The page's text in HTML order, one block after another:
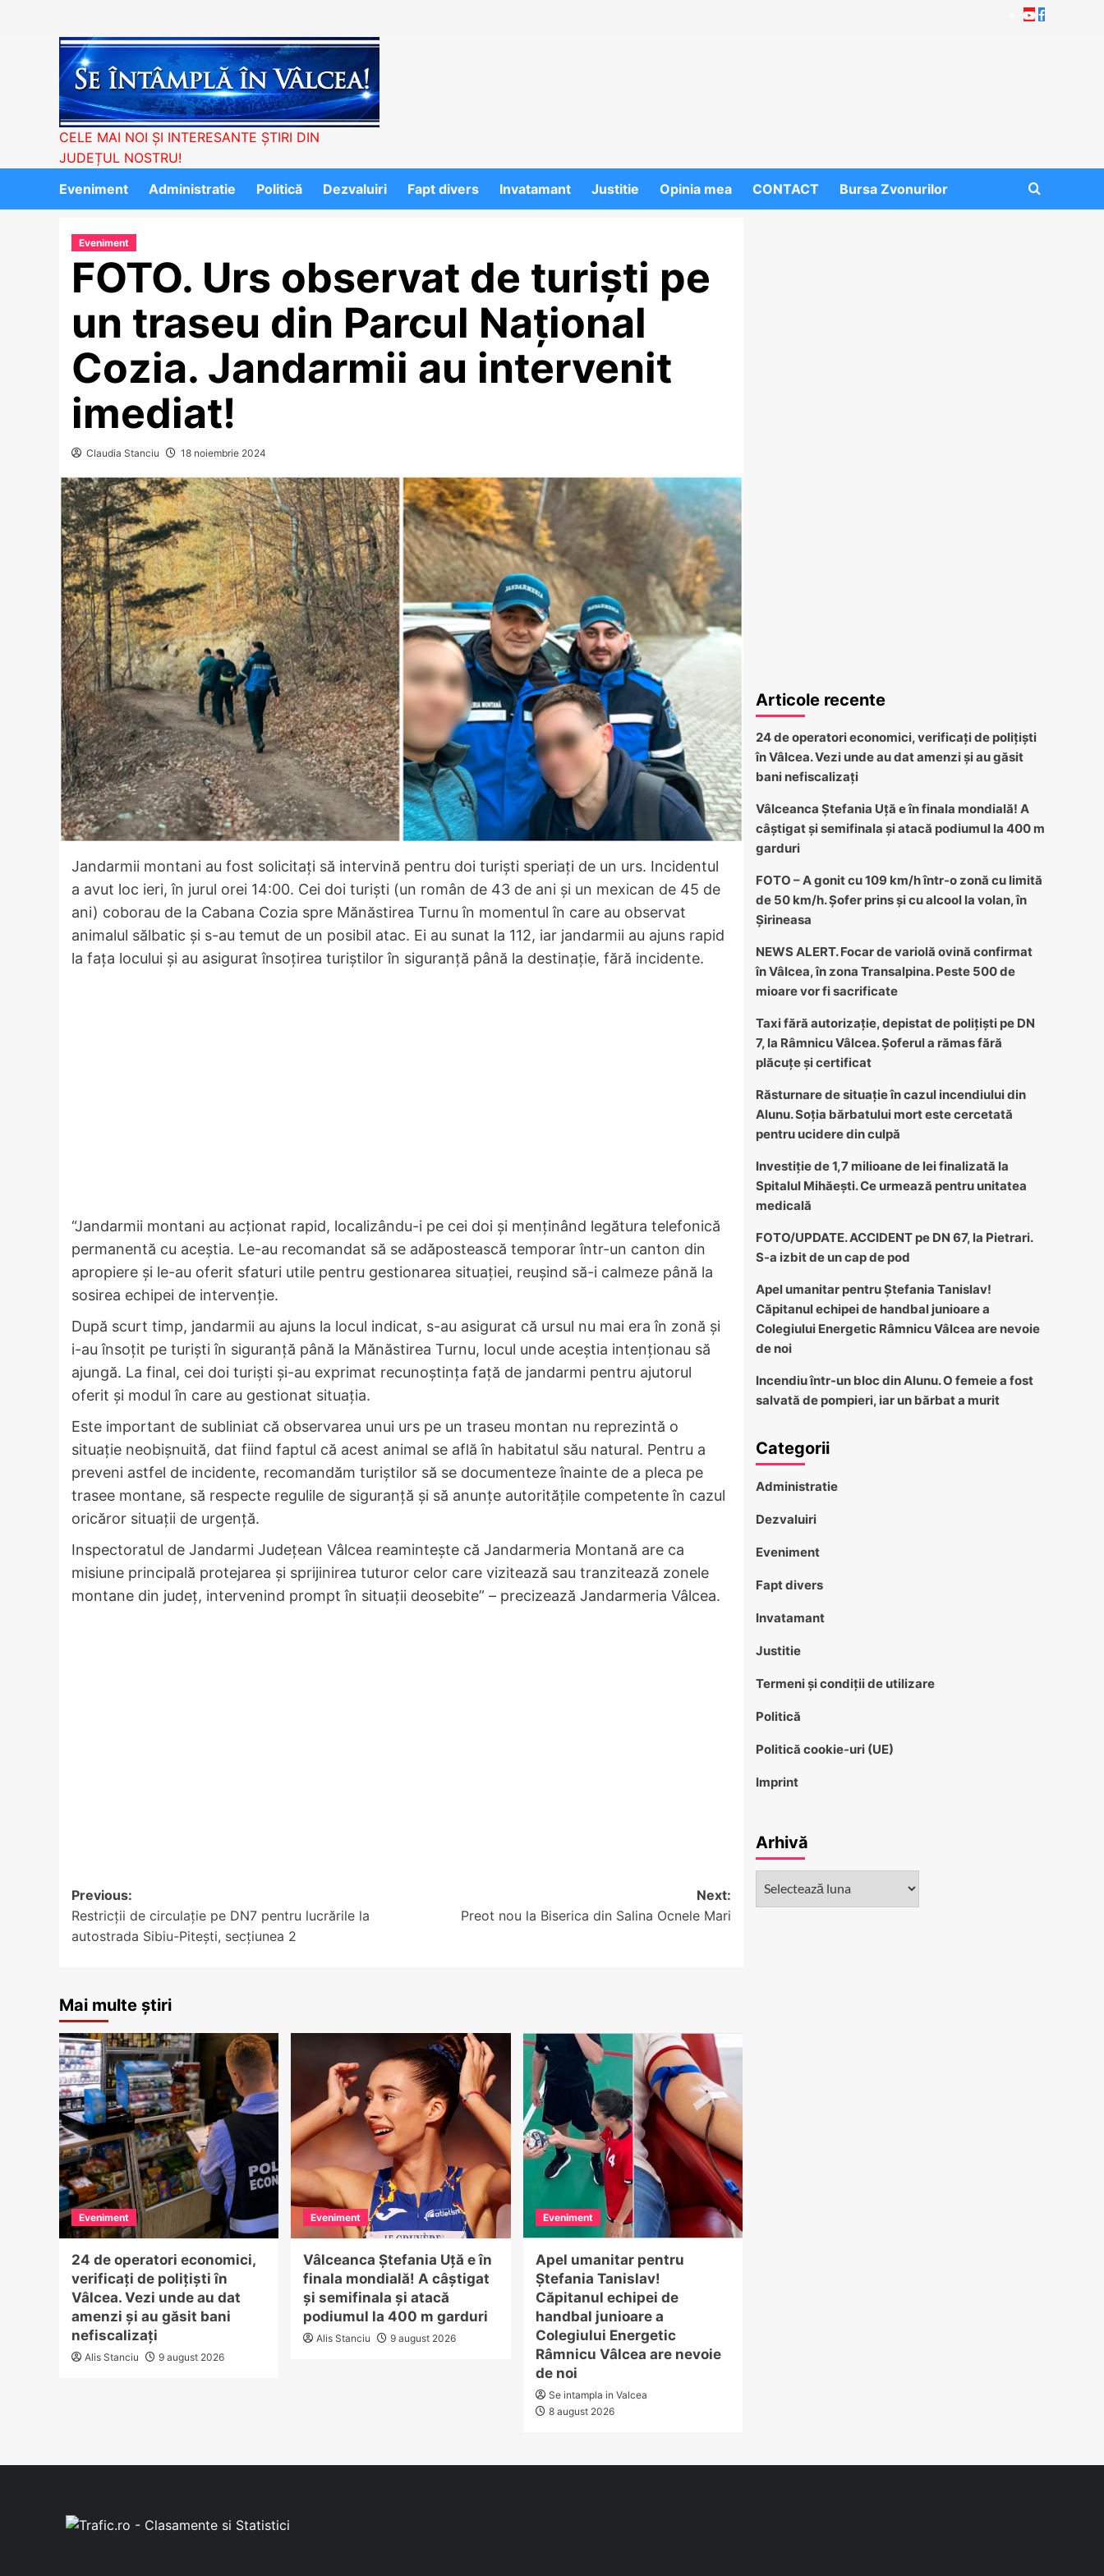
Youtube
Facebook
CELE MAI NOI ȘI INTERESANTE ȘTIRI DIN
JUDEȚUL NOSTRU!
Eveniment
Administratie Politică Dezvaluiri Fapt divers Invatamant Justitie Opinia mea CONTACT Bursa Zvonurilor
Eveniment
FOTO. Urs observat de turiști pe
un traseu din Parcul Național
Cozia. Jandarmii au intervenit
imediat!
Claudia Stanciu 18 noiembrie 2024
Jandarmii montani au fost solicitați să intervină pentru doi turiști speriați de un urs. Incidentul
a avut loc ieri, în jurul orei 14:00. Cei doi turiști (un român de 43 de ani și un mexican de 45 de
ani) coborau de la Cabana Cozia spre Mănăstirea Turnu în momentul în care au observat
animalul sălbatic și s-au temut de un posibil atac. Ei au sunat la 112, iar jandarmii au ajuns rapid
la fața locului și au asigurat însoțirea turiștilor în siguranță până la destinație, fără incidente.
“Jandarmii montani au acționat rapid, localizându-i pe cei doi și menținând legătura telefonică
permanentă cu aceștia. Le-au recomandat să se adăpostească temporar într-un canton din
apropiere și le-au oferit sfaturi utile pentru gestionarea situației, reușind să-i calmeze până la
sosirea echipei de intervenție.
După scurt timp, jandarmii au ajuns la locul indicat, s-au asigurat că ursul nu mai era în zonă și
i-au însoțit pe turiști în siguranță până la Mănăstirea Turnu, locul unde aceștia intenționau să
ajungă. La final, cei doi turiști și-au exprimat recunoștința față de jandarmi pentru ajutorul
oferit și modul în care au gestionat situația.
Este important de subliniat că observarea unui urs pe un traseu montan nu reprezintă o
situație neobișnuită, dat fiind faptul că acest animal se află în habitatul său natural. Pentru a
preveni astfel de incidente, recomandăm turiștilor să se documenteze înainte de a pleca pe
trasee montane, să respecte regulile de siguranță și să anunțe autoritățile competente în cazul
oricăror situații de urgență.
Inspectoratul de Jandarmi Județean Vâlcea reamintește că Jandarmeria Montană are ca
misiune principală protejarea și sprijinirea tuturor celor care vizitează sau tranzitează zonele
montane din județ, intervenind prompt în situații deosebite” – precizează Jandarmeria Vâlcea.
Post
navigation
Previous:
Restricții de circulație pe DN7 pentru lucrările la
autostrada Sibiu-Pitești, secțiunea 2
Next:
Preot nou la Biserica din Salina Ocnele Mari
Mai multe știri
Eveniment
24 de operatori economici,
verificați de polițiști în
Vâlcea. Vezi unde au dat
amenzi și au găsit bani
nefiscalizați
Alis Stanciu 9 august 2026
Eveniment
Vâlceanca Ștefania Uță e în
finala mondială! A câștigat
și semifinala și atacă
podiumul la 400 m garduri
Alis Stanciu 9 august 2026
Eveniment
Apel umanitar pentru
Ștefania Tanislav!
Căpitanul echipei de
handbal junioare a
Colegiului Energetic
Râmnicu Vâlcea are nevoie
de noi
Se intampla in Valcea
8 august 2026
Articole recente
24 de operatori economici, verificați de polițiști
în Vâlcea. Vezi unde au dat amenzi și au găsit
bani nefiscalizați
Vâlceanca Ștefania Uță e în finala mondială! A
câștigat și semifinala și atacă podiumul la 400 m
garduri
FOTO – A gonit cu 109 km/h într-o zonă cu limită
de 50 km/h. Șofer prins și cu alcool la volan, în
Șirineasa
NEWS ALERT. Focar de variolă ovină confirmat
în Vâlcea, în zona Transalpina. Peste 500 de
mioare vor fi sacrificate
Taxi fără autorizație, depistat de polițiști pe DN
7, la Râmnicu Vâlcea. Șoferul a rămas fără
plăcuțe și certificat
Răsturnare de situație în cazul incendiului din
Alunu. Soția bărbatului mort este cercetată
pentru ucidere din culpă
Investiție de 1,7 milioane de lei finalizată la
Spitalul Mihăești. Ce urmează pentru unitatea
medicală
FOTO/UPDATE. ACCIDENT pe DN 67, la Pietrari.
S-a izbit de un cap de pod
Apel umanitar pentru Ștefania Tanislav!
Căpitanul echipei de handbal junioare a
Colegiului Energetic Râmnicu Vâlcea are nevoie
de noi
Incendiu într-un bloc din Alunu. O femeie a fost
salvată de pompieri, iar un bărbat a murit
Categorii
Administratie
Dezvaluiri
Eveniment
Fapt divers
Invatamant
Justitie
Termeni și condiții de utilizare
Politică
Politică cookie-uri (UE)
Imprint
Arhivă